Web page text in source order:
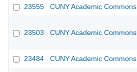
23555 CUNY Academic Commons
23503 CUNY Academic Commons
23484 CUNY Academic Commons